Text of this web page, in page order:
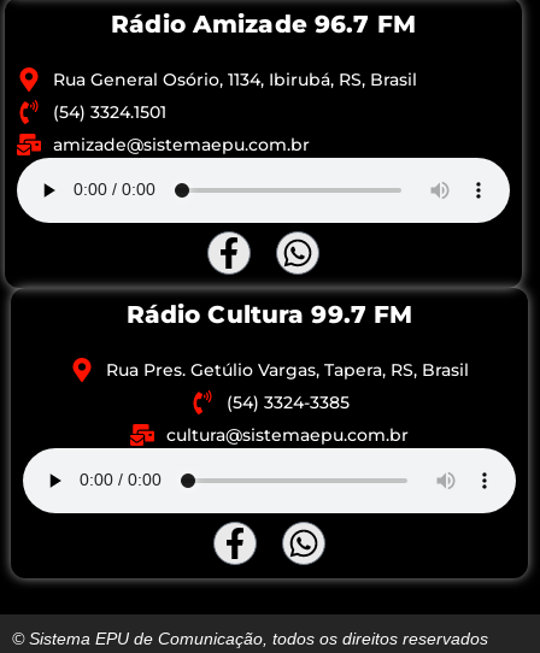
Rádio Amizade 96.7 FM
Rua General Osório, 1134, Ibirubá, RS, Brasil
(54) 3324.1501
amizade@sistemaepu.com.br
Rádio Cultura 99.7 FM
Rua Pres. Getúlio Vargas, Tapera, RS, Brasil
(54) 3324-3385
cultura@sistemaepu.com.br
© Sistema EPU de Comunicação, todos os direitos reservados